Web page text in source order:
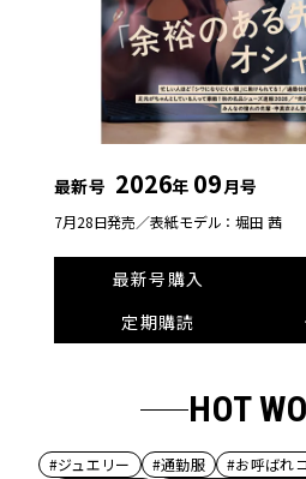
最新号 2026年 09月号
7月28日発売／表紙モデル：堀田 茜
最新号購入
定期購読
HOT
#ジュエリー #通勤服 #お呼ばれ